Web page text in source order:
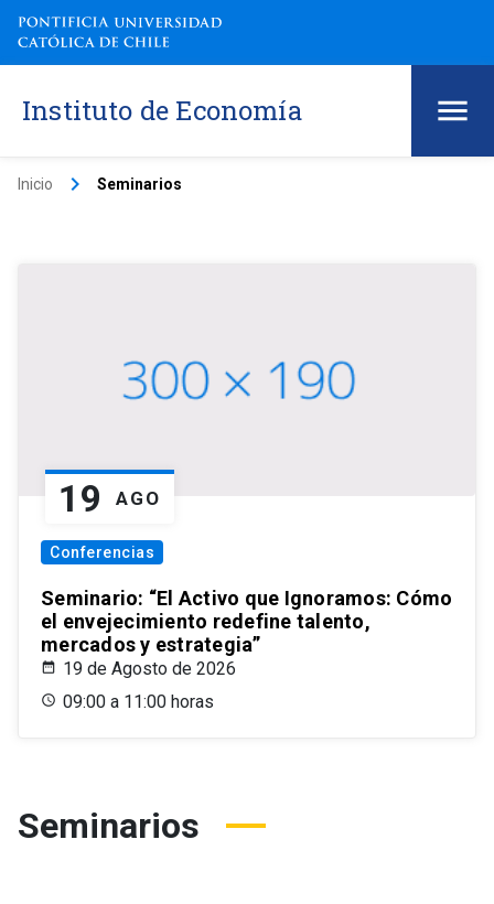
Instituto de Economía
Inicio keyboard_arrow_right Seminarios
19 AGO
Conferencias
Seminario: “El Activo que Ignoramos: Cómo
el envejecimiento redefine talento,
mercados y estrategia”
19 de Agosto de 2026
09:00 a 11:00 horas
Seminarios